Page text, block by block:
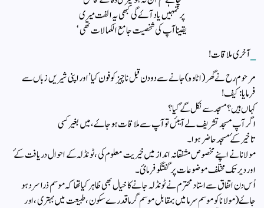
پرتمہیں یاد آۓ گی کبھی یہ الفت میری
یقینا آپ کی شخصیت جامع الکمالات تھی ‘
آخری ملاقات!
مرحوم رح نے گھر( اٹاوہ )جانے سے دودن قبل ناچیز کو فون کیا’ اور اپنی شیریں زباں سے
فرمایا : کیف!
کہاں ہیں ؟ مسجد سے نکل گۓ کیا ؟
اگر آپ مسجد تشریف لے آیئں تو آپ سے ملاقات ہوجاۓ ،میں بغیر کسی
تا خیر کۓ مسجد حاضر ہوا ۔
مولانا نے اپنے مخصوص مشفقانہ انداز میں خیریت معلوم کی ، ٹونڈلہ کے احوال دریافت کۓ
اور دیر تک مختلف موضوعات پر گفتگوفرمائ ۔
اُس دن اتفاق سے استاد محترم نے ٹونڈلہ جانے کا خیال بھی ظاہر کیا تھا کہ موسم ذرا سرد ہو
جاۓ (‌مولانا‌ کو موسم سرما میں بمقابل موسم گرما قدرے سکون ، طبیعت میں بہتری ، اور